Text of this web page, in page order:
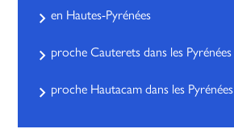
en Hautes-Pyrénées
proche Cauterets dans les Pyrénées
proche Hautacam dans les Pyrénées